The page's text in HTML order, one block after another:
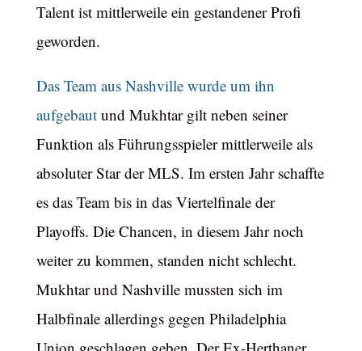
Talent ist mittlerweile ein gestandener Profi
geworden.
Das Team aus Nashville wurde um ihn
aufgebautund Mukhtar gilt neben seiner
Funktion als Führungsspieler mittlerweile als
absoluter Star der MLS. Im ersten Jahr schaffte
es das Team bis in das Viertelfinale der
Playoffs. Die Chancen, in diesem Jahr noch
weiter zu kommen, standen nicht schlecht.
Mukhtar und Nashville mussten sich im
Halbfinale allerdings gegen Philadelphia
Union geschlagen geben. Der Ex-Herthaner